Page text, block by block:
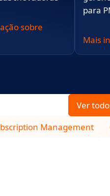
sobre
para
Mais
Ver
Management